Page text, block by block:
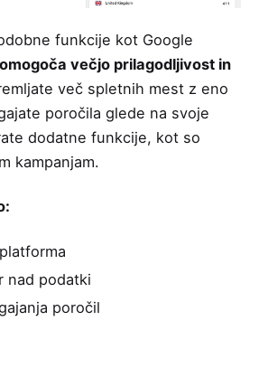
funkcije kot Google
omogoča večjo prilagodljivost in
več spletnih mest z eno
poročila glede na svoje
dodatne funkcije, kot so
kampanjam.
nad podatki
poročil